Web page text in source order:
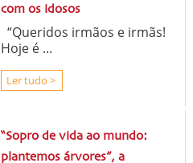
com os idosos
“Queridos irmãos e irmãs!
Hoje é ...
Ler tudo >
“Sopro de vida ao mundo:
plantemos árvores”, a